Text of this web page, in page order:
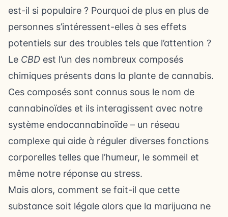
est-il si populaire ? Pourquoi de plus en plus de
personnes s’intéressent-elles à ses effets
potentiels sur des troubles tels que l’attention ?
Le CBD est l’un des nombreux composés
chimiques présents dans la plante de cannabis.
Ces composés sont connus sous le nom de
cannabinoïdes et ils interagissent avec notre
système endocannabinoïde – un réseau
complexe qui aide à réguler diverses fonctions
corporelles telles que l’humeur, le sommeil et
même notre réponse au stress.
Mais alors, comment se fait-il que cette
substance soit légale alors que la marijuana ne